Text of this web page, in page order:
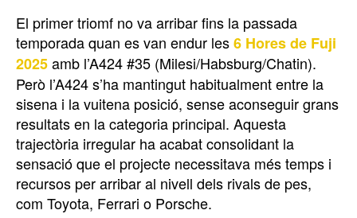
El primer triomf no va arribar fins la passada
temporada quan es van endur les6 Hores de Fuji
2025amb l’A424 #35 (Milesi/Habsburg/Chatin).
Però l’A424 s’ha mantingut habitualment entre la
sisena i la vuitena posició, sense aconseguir grans
resultats en la categoria principal. Aquesta
trajectòria irregular ha acabat consolidant la
sensació que el projecte necessitava més temps i
recursos per arribar al nivell dels rivals de pes,
com Toyota, Ferrari o Porsche.